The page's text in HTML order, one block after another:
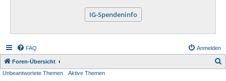
IG-Spendeninfo
FAQ Anmelden
Foren-Übersicht
Unbeantwortete Themen Aktive Themen